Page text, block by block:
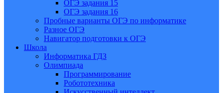
ОГЭ задания 15
ОГЭ задания 16
Пробные варианты ОГЭ по информатике
Разное ОГЭ
Навигатор подготовки к ОГЭ
Школа
Информатика ГДЗ
Олимпиада
Программирование
Робототехника